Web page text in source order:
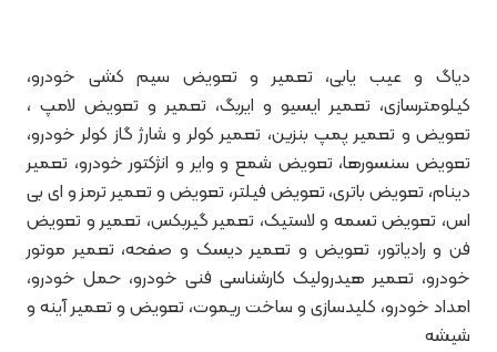
دیاگ و عیب یابی، تعمیر و تعویض سیم کشی خودرو،
کیلومترسازی، تعمیر ایسیو و ایربگ، تعمیر و تعویض لامپ ،
تعویض و تعمیر پمپ بنزین، تعمیر کولر و شارژ گاز کولر خودرو،
تعویض سنسورها، تعویض شمع و وایر و انژکتور خودرو، تعمیر
دینام، تعویض باتری، تعویض فیلتر، تعویض و تعمیر ترمز و ای بی
اس، تعویض تسمه و لاستیک، تعمیر گیربکس، تعمیر و تعویض
فن و رادیاتور، تعویض و تعمیر دیسک و صفحه، تعمیر موتور
خودرو، تعمیر هیدرولیک کارشناسی فنی خودرو، حمل خودرو،
امداد خودرو، کلیدسازی و ساخت ریموت، تعویض و تعمیر آینه و
شیشه